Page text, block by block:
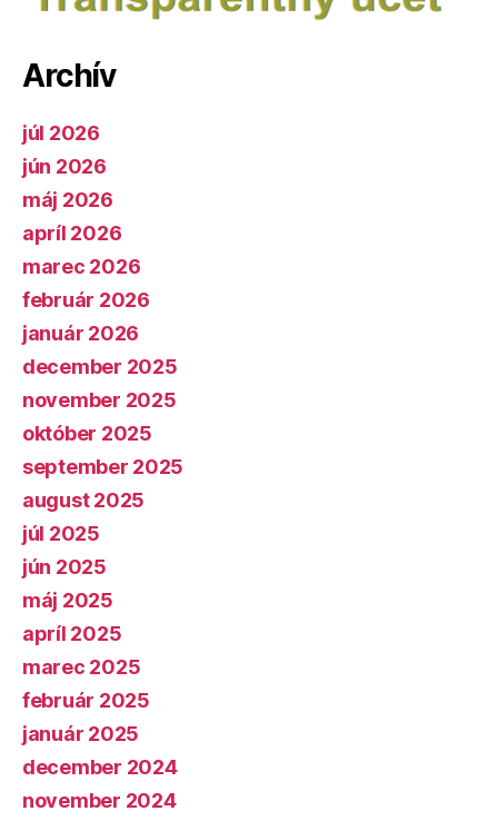
Archív
júl 2026
jún 2026
máj 2026
apríl 2026
marec 2026
február 2026
január 2026
december 2025
november 2025
október 2025
september 2025
august 2025
júl 2025
jún 2025
máj 2025
apríl 2025
marec 2025
február 2025
január 2025
december 2024
november 2024